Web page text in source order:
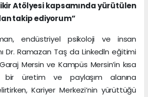
Atölyesi kapsamında yürütülen
takip ediyorum”
endüstriyel psikoloji ve insan
Dr. Ramazan Taş da Linkedln eğitimi
Mersin ve Kampüs Mersin’in kısa
üretim ve paylaşım alanına
Kariyer Merkezi’nin yürüttüğü